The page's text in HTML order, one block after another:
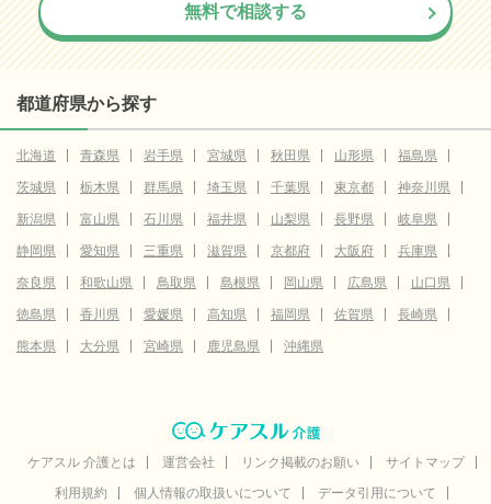
無料で相談する
都道府県から探す
北海道 青森県 岩手県 宮城県 秋田県 山形県
福島県
茨城県
栃木県 群馬県 埼玉県 千葉県 東京都
神奈川県
新潟県
富山県 石川県 福井県 山梨県 長野県
岐阜県
静岡県
愛知県 三重県 滋賀県 京都府 大阪府
兵庫県
奈良県
和歌山県 鳥取県 島根県 岡山県 広島県
山口県
徳島県
香川県 愛媛県 高知県 福岡県 佐賀県
長崎県
熊本県
大分県 宮崎県 鹿児島県 沖縄県
ケアスル 介護とは 運営会社 リンク掲載のお願い
サイトマップ
利用規約
個人情報の取扱いについて データ引用について